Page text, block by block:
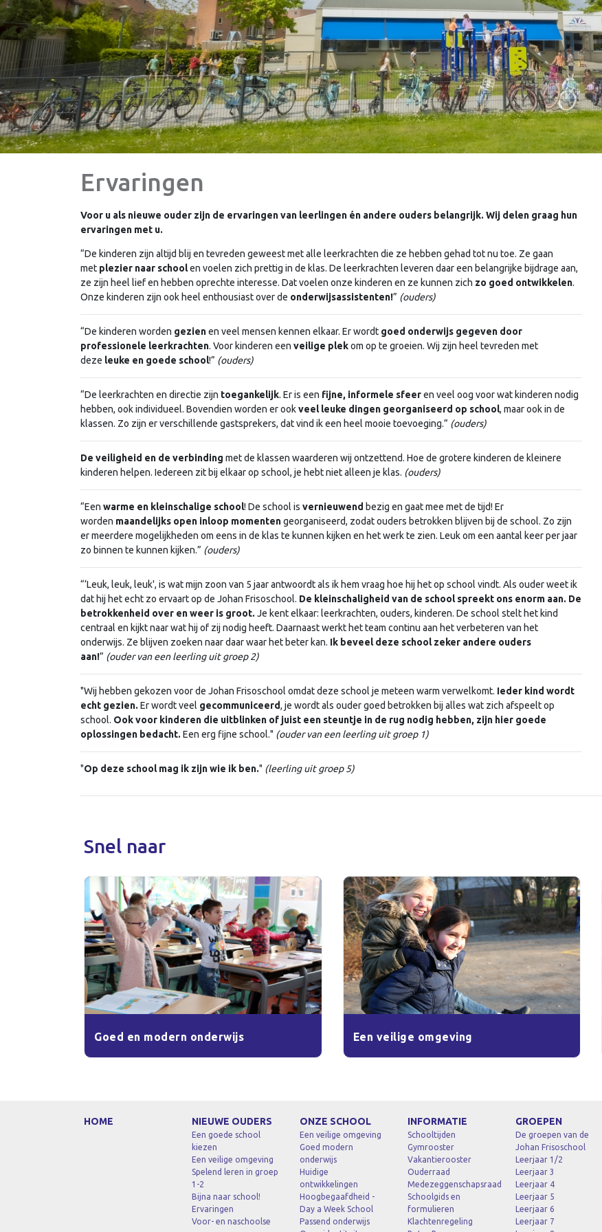
Ervaringen
Voor u als nieuwe ouder zijn de ervaringen van leerlingen én andere ouders belangrijk. Wij delen graag hun
ervaringen met u.
“De kinderen zijn altijd blij en tevreden geweest met alle leerkrachten die ze hebben gehad tot nu toe. Ze gaan
met plezier naar schoolen voelen zich prettig in de klas. De leerkrachten leveren daar een belangrijke bijdrage aan,
ze zijn heel lief en hebben oprechte interesse. Dat voelen onze kinderen en ze kunnen zich zo goed ontwikkelen.
Onze kinderen zijn ook heel enthousiast over de onderwijsassistenten!” (ouders)
“De kinderen worden gezienen veel mensen kennen elkaar. Er wordt goed onderwijs gegeven door
professionele leerkrachten. Voor kinderen een veilige plekom op te groeien. Wij zijn heel tevreden met
deze leuke en goede school!” (ouders)
“De leerkrachten en directie zijn toegankelijk. Er is een fijne, informele sfeeren veel oog voor wat kinderen nodig
hebben, ook individueel. Bovendien worden er ookveel leuke dingen georganiseerd op school, maar ook in de
klassen. Zo zijn er verschillende gastsprekers, dat vind ik een heel mooie toevoeging.” (ouders)
De veiligheid en de verbinding met de klassen waarderen wij ontzettend. Hoe de grotere kinderen de kleinere
kinderen helpen. Iedereen zit bij elkaar op school, je hebt niet alleen je klas. (ouders)
“Een warme en kleinschalige school! De school is vernieuwend bezig en gaat mee met de tijd! Er
worden maandelijks open inloop momentengeorganiseerd, zodat ouders betrokken blijven bij de school. Zo zijn
er meerdere mogelijkheden om eens in de klas te kunnen kijken en het werk te zien. Leuk om een aantal keer per jaar
zo binnen te kunnen kijken.” (ouders)
“‘Leuk, leuk, leuk', is wat mijn zoon van 5 jaar antwoordt als ik hem vraag hoe hij het op school vindt. Als ouder weet ik
dat hij het echt zo ervaart op de Johan Frisoschool. De kleinschaligheid van de school spreekt ons enorm aan. De
betrokkenheid over en weer is groot. Je kent elkaar: leerkrachten, ouders, kinderen. De school stelt het kind
centraal en kijkt naar wat hij of zij nodig heeft. Daarnaast werkt het team continu aan het verbeteren van het
onderwijs. Ze blijven zoeken naar daar waar het beter kan. Ik beveel deze school zeker andere ouders
aan!” (ouder van een leerling uit groep 2)
"Wij hebben gekozen voor de Johan Frisoschool omdat deze school je meteen warm verwelkomt. Ieder kind wordt
echt gezien. Er wordt veel gecommuniceerd, je wordt als ouder goed betrokken bij alles wat zich afspeelt op
school. Ook voor kinderen die uitblinken of juist een steuntje in de rug nodig hebben, zijn hier goede
oplossingen bedacht. Een erg fijne school." (ouder van een leerling uit groep 1)
"Op deze school mag ik zijn wie ik ben." (leerling uit groep 5)
Snel naar
Goed en modern onderwijs Een veilige omgeving
HOME NIEUWE OUDERS
Een goede school
kiezen
Een veilige omgeving
Spelend leren in groep
1-2
Bijna naar school!
Ervaringen
Voor- en naschoolse
ONZE SCHOOL
Een veilige omgeving
Goed modern
onderwijs
Huidige
ontwikkelingen
Hoogbegaafdheid -
Day a Week School
Passend onderwijs
INFORMATIE
Schooltijden
Gymrooster
Vakantierooster
Ouderraad
Medezeggenschapsraad
Schoolgids en
formulieren
Klachtenregeling
GROEPEN
De groepen van de
Johan Frisoschool
Leerjaar 1/2
Leerjaar 3
Leerjaar 4
Leerjaar 5
Leerjaar 6
Leerjaar 7